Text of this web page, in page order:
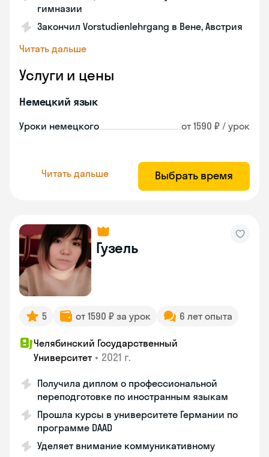
гимназии
Закончил Vorstudienlehrgang в Вене, Австрия
Читать дальше
Услуги и цены
Немецкий язык
Уроки немецкого от 1590 ₽ / урок
Читать дальше Выбрать время
Гузель
5 от 1590 ₽ за урок 6 лет опыта
Челябинский Государственный
Университет • 2021 г.
Получила диплом о профессиональной
переподготовке по иностранным языкам
Прошла курсы в университете Германии по
программе DAAD
Уделяет внимание коммуникативному